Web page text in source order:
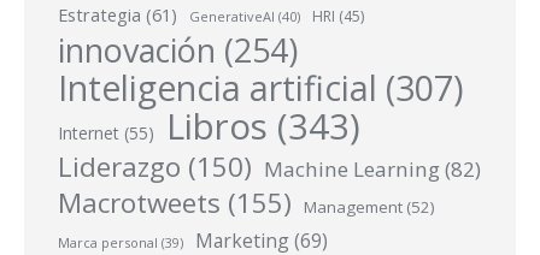
Estrategia (61) GenerativeAI (40) HRI (45)
innovación (254)
Inteligencia artificial (307)
Internet (55) Libros (343)
Liderazgo (150) Machine Learning(82)
Macrotweets (155) Management (52)
Marca personal (39) Marketing (69)